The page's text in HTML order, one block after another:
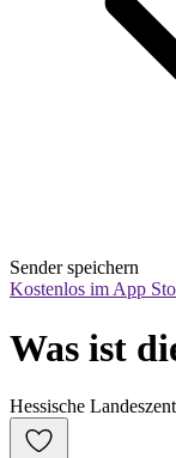
Sender speichern
Kostenlos im App
Was ist
Hessische